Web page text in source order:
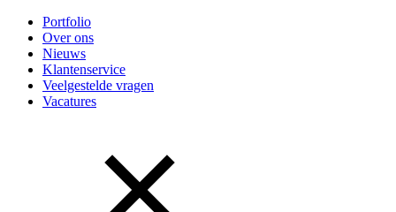
Portfolio
Over ons
Nieuws
Klantenservice
Veelgestelde vragen
Vacatures